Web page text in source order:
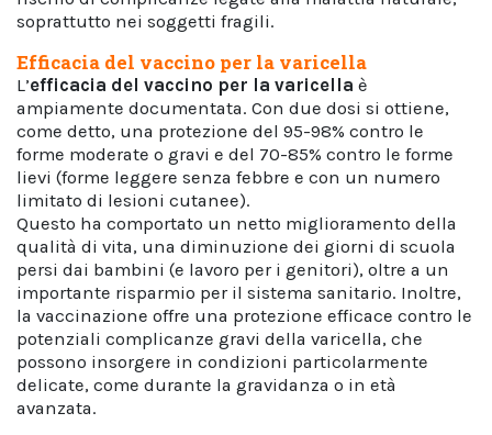
soprattutto nei soggetti fragili.
Efficacia del vaccino per la varicella
L’efficacia del vaccino per la varicella è
ampiamente documentata. Con due dosi si ottiene,
come detto, una protezione del 95-98% contro le
forme moderate o gravi e del 70-85% contro le forme
lievi (forme leggere senza febbre e con un numero
limitato di lesioni cutanee).
Questo ha comportato un netto miglioramento della
qualità di vita, una diminuzione dei giorni di scuola
persi dai bambini (e lavoro per i genitori), oltre a un
importante risparmio per il sistema sanitario. Inoltre,
la vaccinazione offre una protezione efficace contro le
potenziali complicanze gravi della varicella, che
possono insorgere in condizioni particolarmente
delicate, come durante la gravidanza o in età
avanzata.